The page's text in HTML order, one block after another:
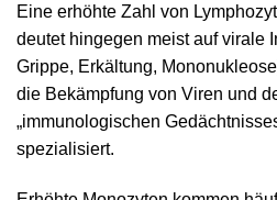
Eine erhöhte Zahl von
deutet hingegen meist auf virale
Grippe, Erkältung,
die Bekämpfung von Viren und
„immunologischen
spezialisiert.